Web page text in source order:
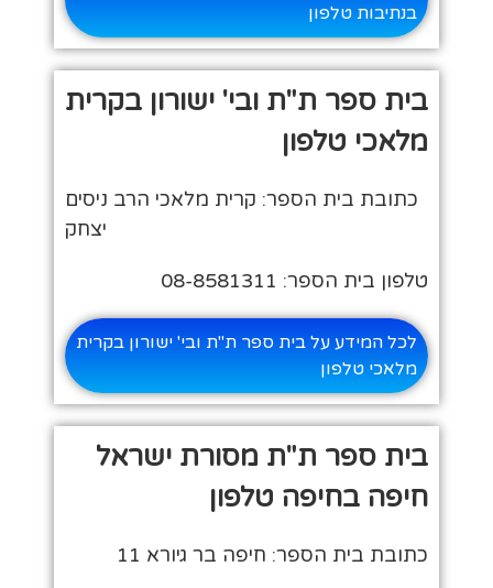
בנתיבות טלפון
בית ספר ת"ת ובי' ישורון בקרית
מלאכי טלפון
כתובת בית הספר: קרית מלאכי הרב ניסים
יצחק
טלפון בית הספר: 08-8581311
לכל המידע על בית ספר ת"ת ובי' ישורון בקרית
מלאכי טלפון
בית ספר ת"ת מסורת ישראל
חיפה בחיפה טלפון
כתובת בית הספר: חיפה בר גיורא 11